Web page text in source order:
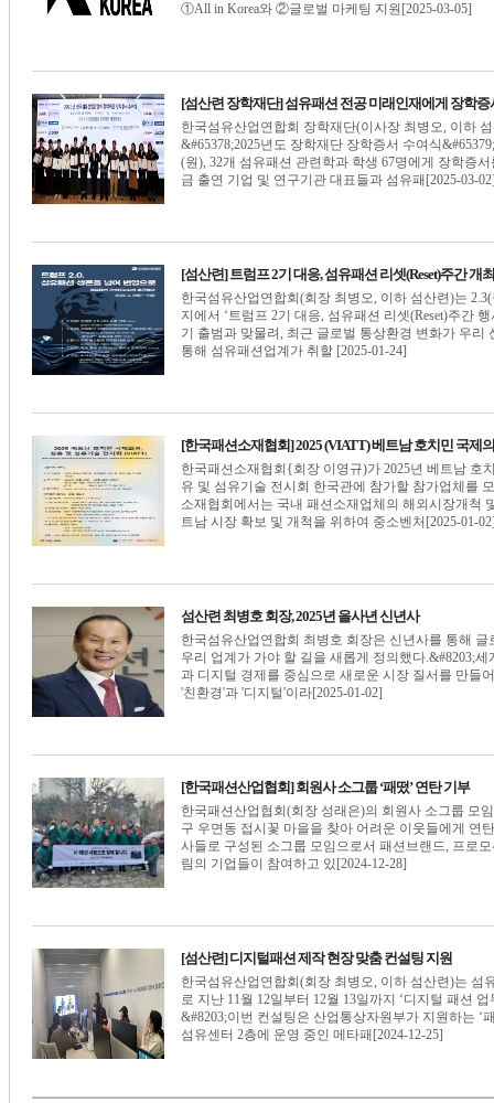
①All in Korea와 ②글로벌 마케팅 지원[2025-03-05]
[섬산련 장학재단] 섬유패션 전공 미래인재에게 장학증
한국섬유산업연합회 장학재단(이사장 최병오, 이하
&#65378;2025년도 장학재단 장학증서 수여식
(원), 32개 섬유패션 관련학과 학생 67명에게 장학증
금 출연 기업 및 연구기관 대표들과 섬유패[2025-03-
[섬산련] 트럼프 2기 대응, 섬유패션 리셋(Reset)주간 개최
한국섬유산업연합회(회장 최병오, 이하 섬산련)는
지에서 ‘트럼프 2기 대응, 섬유패션 리셋(Reset)주간
기 출범과 맞물려, 최근 글로벌 통상환경 변화가 우
통해 섬유패션업계가 취할 [2025-01-24]
[한국패션소재협회] 2025 (VIATT) 베트남 호치민 국제
한국패션소재협회{회장 이영규)가 2025년 베트남 호
유 및 섬유기술 전시회 한국관에 참가할 참가업체를
소재협회에서는 국내 패션소재업체의 해외시장개척
트남 시장 확보 및 개척을 위하여 중소벤처[2025-01-
섬산련 최병호 회장, 2025년 을사년 신년사
한국섬유산업연합회 최병호 회장은 신년사를 통해
우리 업계가 가야 할 길을 새롭게 정의했다.&#8203;
과 디지털 경제를 중심으로 새로운 시장 질서를 만들
'친환경'과 '디지털'이라[2025-01-02]
[한국패션산업협회] 회원사 소그룹 ‘패떴’ 연탄 기부
한국패션산업협회(회장 성래은)의 회원사 소그룹 모
구 우면동 접시꽃 마을을 찾아 어려운 이웃들에게 연
사들로 구성된 소그룹 모임으로서 패션브랜드, 프로
림의 기업들이 참여하고 있[2024-12-28]
[섬산련] 디지털패션 제작 현장 맞춤 컨설팅 지원
한국섬유산업연합회(회장 최병오, 이하 섬산련)는 섬
로 지난 11월 12일부터 12월 13일까지 ‘디지털 패션
&#8203;이번 컨설팅은 산업통상자원부가 지원하는 ‘
섬유센터 2층에 운영 중인 메타패[2024-12-25]